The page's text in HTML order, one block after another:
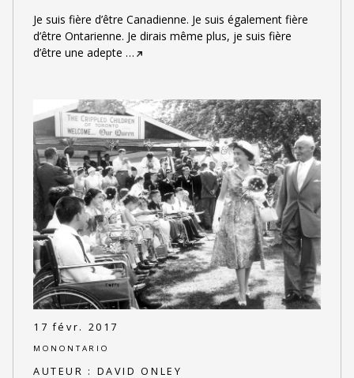
Je suis fière d’être Canadienne. Je suis également fière
d’être Ontarienne. Je dirais même plus, je suis fière
d’être une adepte …
17 févr. 2017
MONONTARIO
AUTEUR : DAVID ONLEY